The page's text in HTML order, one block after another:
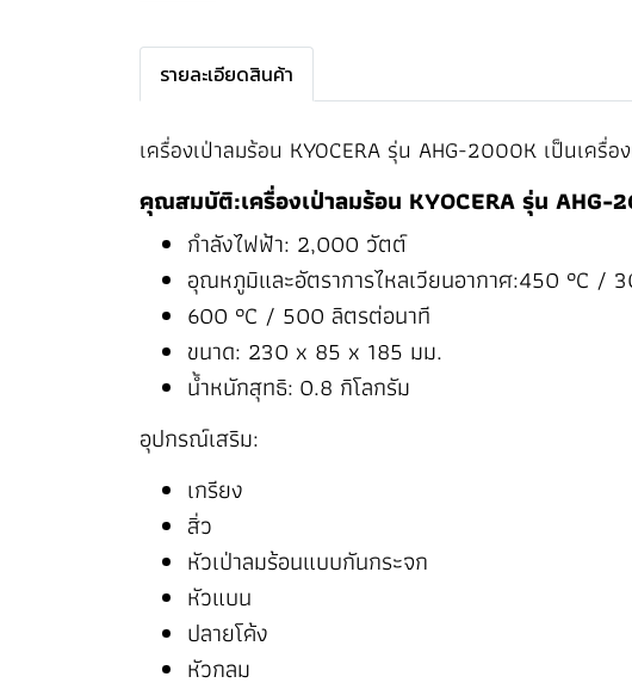
รายละเอียดสินค้า
เครื่องเป่าลมร้อน KYOCERA รุ่น AHG-2000K เป็นเครื่
คุณสมบัติ:เครื่องเป่าลมร้อน KYOCERA รุ่น AHG-
กำลังไฟฟ้า: 2,000 วัตต์
อุณหภูมิและอัตราการไหลเวียนอากาศ:450 °C /
600 °C / 500 ลิตรต่อนาที
ขนาด: 230 x 85 x 185 มม.
น้ำหนักสุทธิ: 0.8 กิโลกรัม
อุปกรณ์เสริม:
เกรียง
สิ่ว
หัวเป่าลมร้อนแบบกันกระจก
หัวแบน
ปลายโค้ง
หัวกลม